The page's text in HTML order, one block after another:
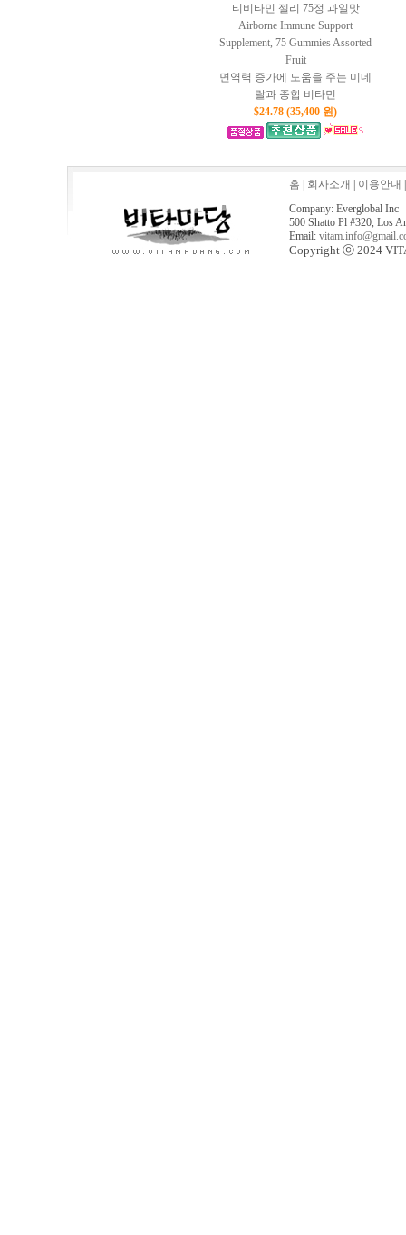
티비타민 젤리 75정 과일맛
Airborne Immune Support
Supplement, 75 Gummies Assorted
Fruit
면역력 증가에 도움을 주는 미네
랄과 종합 비타민
$24.78 (35,400 원)
홈 회사소개 이용안내
Company: Everglobal Inc
500 Shatto Pl #320, Los
Email:
Copyright ⓒ 2024